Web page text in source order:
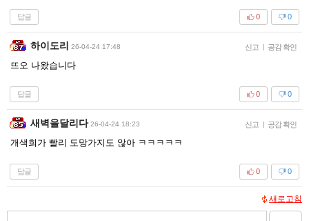
답글 0
0
하이도리 26-04-24 17:48 신고 | 공감 확인
뜨오 나왔습니다
답글 0
0
새벽을달리다 26-04-24 18:23 신고 | 공감 확인
개색희가 빨리 도망가지도 않아 ㅋㅋㅋㅋㅋ
답글 0
0
새로고침